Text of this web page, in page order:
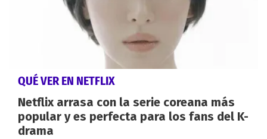
QUÉ VER EN NETFLIX
Netflix arrasa con la serie coreana más
popular y es perfecta para los fans del K-
drama